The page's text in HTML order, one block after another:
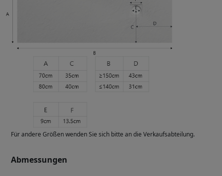
Für andere Größen wenden Sie sich bitte an die Verkaufsabteilung.
Abmessungen